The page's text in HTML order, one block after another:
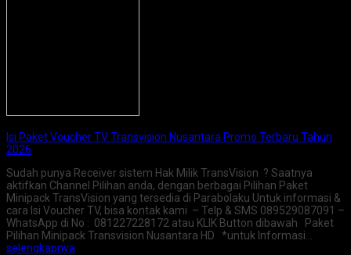
Isi Paket Voucher TV Transvision Nusantara Promo Terbaru Tahun
2026
Sudah punya Receiver sistem Hak Milik TransVision ? Saatnya
aktifkan Channel Pilihan anda, dengan berbagai Pilihan Paket
Minipack TransVision yang tersedia di Parabolaku Untuk informasi &
cara Isi Voucher TV, bisa kontak kami – Telp & SMS 089529087091 –
WhatsApp di No : 081227228172 atau KLIK Button dibawah Paket
Pilihan Minipack Transvision Nusantara HD *untuk Informasi…
selengkapnya